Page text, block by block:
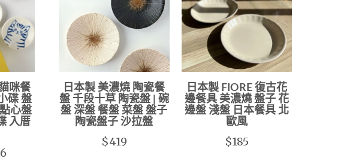
咪餐
碟 盤
心盤
入厝
日本製 美濃燒 陶瓷餐
盤 千段十草 陶瓷盤 | 碗
盤 深盤 餐盤 菜盤 盤子
陶瓷盤子 沙拉盤
$419
日本製 FIORE 復古花
邊餐具 美濃燒 盤子 花
邊盤 淺盤 日本餐具 北
歐風
$185